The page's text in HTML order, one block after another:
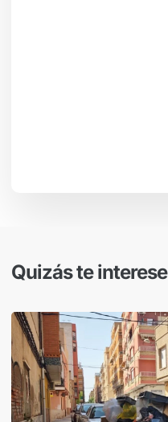
Quizás te interese